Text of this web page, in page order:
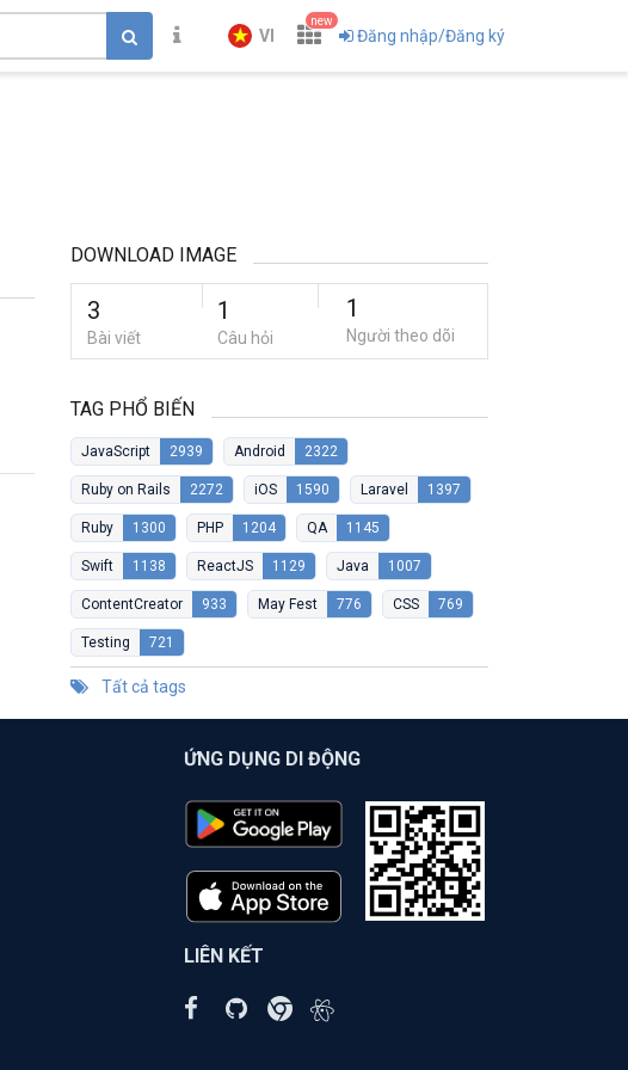
VI
new
Đăng nhập/Đăng ký
DOWNLOAD IMAGE
3
Bài viết
1
Câu hỏi
1
Người theo dõi
TAG PHỔ BIẾN
JavaScript 2939 Android 2322
Ruby on Rails 2272 iOS 1590 Laravel 1397
Ruby 1300 PHP 1204 QA 1145
Swift 1138 ReactJS 1129 Java 1007
ContentCreator 933 May Fest 776 CSS 769
Testing 721
Tất cả tags
ỨNG DỤNG DI ĐỘNG
LIÊN KẾT